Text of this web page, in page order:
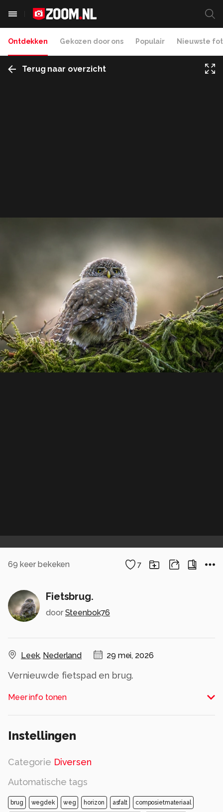
Ontdekken Gekozen door ons Populair Nieuwste
Terug naar overzicht
69 keer bekeken 7
Fietsbrug.
door Steenbok76
Leek, Nederland 29 mei, 2026
Vernieuwde fietspad en brug.
Alle rechten voorbehouden
Meer info tonen
Instellingen
Categorie Diversen
Automatische tags
brug wegdek weg horizon asfalt composietmateriaal